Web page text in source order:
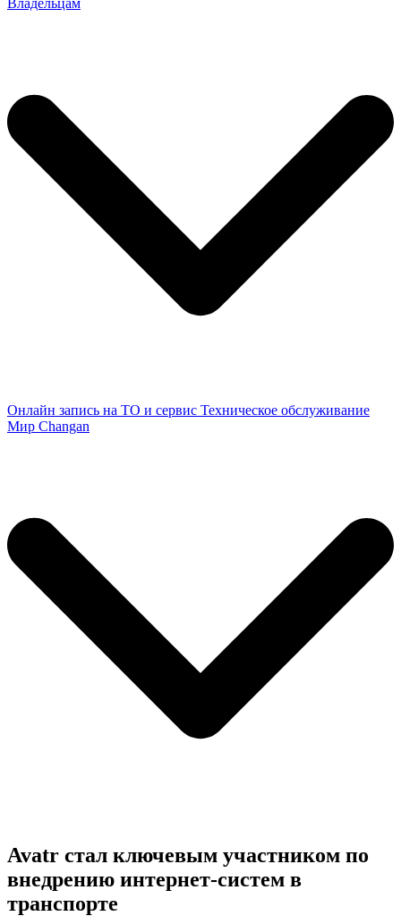
Владельцам
Онлайн запись на ТО и сервис Техническое обслуживание
Мир Changan
Avatr стал ключевым участником по
внедрению интернет-систем в
транспорте